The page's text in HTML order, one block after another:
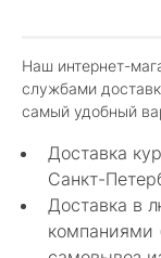
Наш интернет-
службами
самый удобный
Доставка
Санкт-
Доставка в
компаниями
Классные
в других
грамотные
с выбором.
Показать
Нелли